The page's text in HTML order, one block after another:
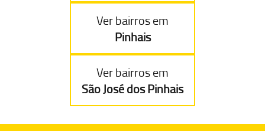
Ver bairros em
Pinhais
Ver bairros em
São José dos Pinhais